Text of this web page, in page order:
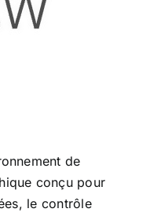
de
conçu pour
le contrôle